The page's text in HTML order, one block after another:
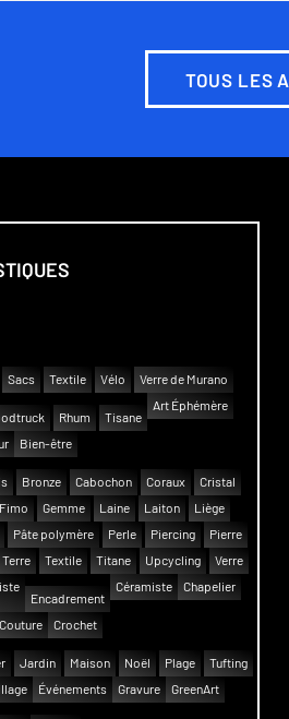
TOUS LES
Sacs Textile Vélo
Verre de Murano
Rhum Tisane
Art Éphémère
Bien-être
Bronze Cabochon Coraux
Cristal
Fimo Gemme Laine Laiton
Liège
Pâte polymère Perle Piercing
Pierre
Terre Textile Titane Upcycling
Verre
Encadrement
Céramiste Chapelier
Couture
Crochet
Jardin Maison Noël Plage
Tufting
Événements Gravure GreenArt